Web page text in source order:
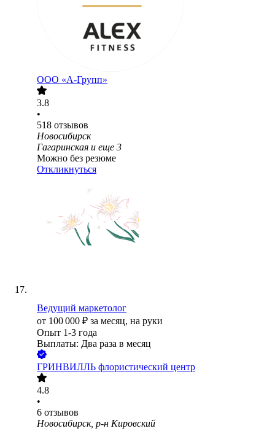
ООО «А-Групп»
3.8
•
518 отзывов
Новосибирск
Гагаринская и еще 3
Можно без резюме
Откликнуться
Ведущий маркетолог
от 100 000 ₽ за месяц, на руки
Опыт 1-3 года
Выплаты: Два раза в месяц
ГРИНВИЛЛЬ флористический центр
4.8
•
6 отзывов
Новосибирск, р-н Кировский